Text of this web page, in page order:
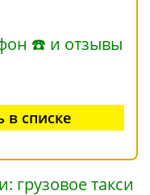
☎ и отзывы
списке